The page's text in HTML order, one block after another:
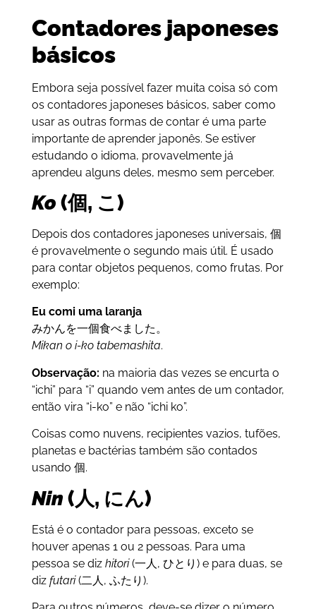
Contadores japoneses
básicos
Embora seja possível fazer muita coisa só com
os contadores japoneses básicos, saber como
usar as outras formas de contar é uma parte
importante de aprender japonês. Se estiver
estudando o idioma, provavelmente já
aprendeu alguns deles, mesmo sem perceber.
Ko (個, こ)
Depois dos contadores japoneses universais, 個
é provavelmente o segundo mais útil. É usado
para contar objetos pequenos, como frutas. Por
exemplo:
Eu comi uma laranja
みかんを一個食べました。
Mikan o i-ko tabemashita.
Observação: na maioria das vezes se encurta o
“ichi” para “i” quando vem antes de um contador,
então vira “i-ko” e não “ichi ko”.
Coisas como nuvens, recipientes vazios, tufões,
planetas e bactérias também são contados
usando 個.
Nin (人, にん)
Está é o contador para pessoas, exceto se
houver apenas 1 ou 2 pessoas. Para uma
pessoa se diz hitori(一人, ひとり) e para duas, se
diz futari(二人, ふたり).